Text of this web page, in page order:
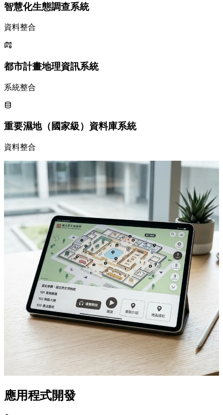
智慧化生態調查系統
資料整合
都市計畫地理資訊系統
系統整合
重要濕地（國家級）資料庫系統
資料整合
應用程式開發